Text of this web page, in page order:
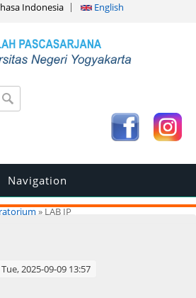
Indonesia English
Navigation
» LAB IP
2025-09-09 13:57